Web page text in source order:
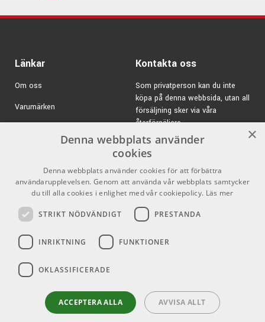
Länkar
Om oss
Varumärken
Försäljningsvillkor
Inlogg för återförsäljare
Kontakta oss
Som privatperson kan du inte
köpa på denna webbsida, utan all
försäljning sker via våra
återförsäljare.
E-post:info@emnordic.se
Pro Audio Sociala medier
Facebook
Youtube
×
Denna webbplats använder
cookies
Denna webbplats använder cookies för att förbättra
användarupplevelsen. Genom att använda vår webbplats samtycker
du till alla cookies i enlighet med vår cookiepolicy. Läs mer
STRIKT NÖDVÄNDIGT PRESTANDA
INRIKTNING FUNKTIONER
OKLASSIFICERADE
ACCEPTERA ALLA AVVISA ALLT